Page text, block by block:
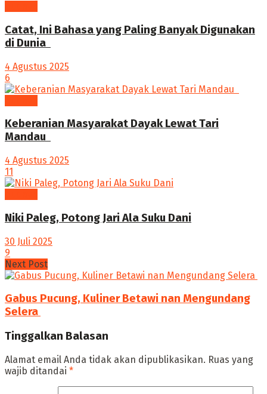
‎Catat, Ini Bahasa yang Paling Banyak Digunakan
di Dunia ‎
4 Agustus 2025
6
Keberanian Masyarakat Dayak Lewat Tari
Mandau ‎
4 Agustus 2025
11
Niki Paleg, Potong Jari Ala Suku Dani
30 Juli 2025
9
Next Post
Gabus Pucung, Kuliner Betawi nan Mengundang
Selera ‎
Tinggalkan Balasan
Alamat email Anda tidak akan dipublikasikan. Ruas yang
wajib ditandai *